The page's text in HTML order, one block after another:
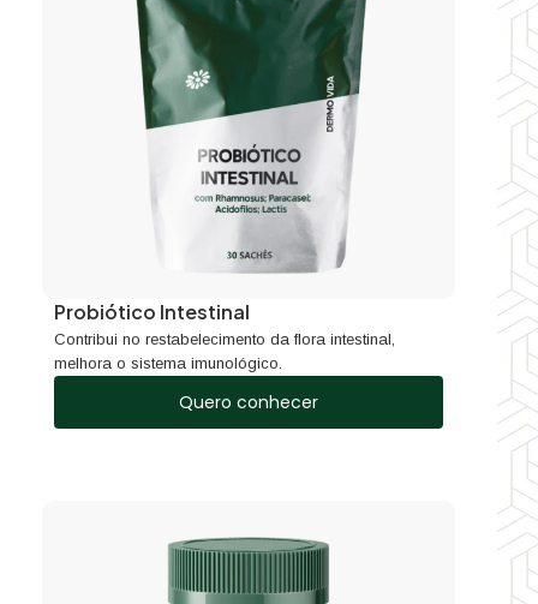
Probiótico Intestinal
Contribui no restabelecimento da flora intestinal,
melhora o sistema imunológico.
Quero conhecer